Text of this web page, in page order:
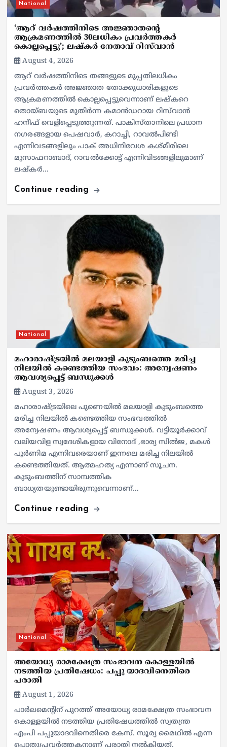
National
‘ആറ് വർഷത്തിനിടെ അജ്ഞാതന്റെ
ആക്രമണത്തിൽ 30ലധികം പ്രവർത്തകർ
കൊല്ലപ്പെ‍ട്ടു’; ലഷ്കർ നേതാവ് റിസ്‌വാൻ
August 4, 2026
ആറ് വർഷത്തിനിടെ തങ്ങളുടെ മുപ്പതിലധികം
പ്രവർത്തകർ അജ്ഞാത തോക്കുധാരികളുടെ
ആക്രമണത്തിൽ കൊല്ലപ്പെട്ടുവെന്നാണ് ലഷ്കറെ
തൊയ്ബയുടെ മുതിർന്ന കമാൻഡറായ റിസ്‌വാൻ
ഹനീഫ് വെളിപ്പെടുത്തുന്നത്. പാകിസ്താനിലെ പ്രധാന
നഗരങ്ങളായ പെഷവാർ, കറാച്ചി, റാവൽപിണ്ടി
എന്നിവടങ്ങളിലും പാക് അധിനിവേശ കശ്മീരിലെ
മുസാഫറാബാദ്, റാവൽക്കോട്ട് എന്നിവിടങ്ങളിലുമാണ്
ലഷ്കർ…
Continue reading
National
മഹാരാഷ്ട്രയിൽ മലയാളി കുടുംബത്തെ മരിച്ച
നിലയിൽ കണ്ടെത്തിയ സംഭവം: അന്വേഷണം
ആവശ്യപ്പെട്ട് ബന്ധുക്കൾ
August 3, 2026
മഹാരാഷ്ട്രയിലെ പുണെയിൽ മലയാളി കുടുംബത്തെ
മരിച്ച നിലയിൽ കണ്ടെത്തിയ സംഭവത്തിൽ
അന്വേഷണം ആവശ്യപ്പെട്ട് ബന്ധുക്കൾ. വട്ടിയൂർക്കാവ്
വലിയവിള സ്വദേശികളായ വിനോദ് ,ഭാര്യ സിൽജ, മകൾ
പൂർണിമ എന്നിവരെയാണ് ഇന്നലെ മരിച്ച നിലയിൽ
കണ്ടെത്തിയത്. ആത്മഹത്യ എന്നാണ് സൂചന.
കുടുംബത്തിന് സാമ്പത്തിക
ബാധ്യതയുണ്ടായിരുന്നുവെന്നാണ്…
Continue reading
National
അയോധ്യ രാമക്ഷേത്ര സംഭാവന കൊള്ളയിൽ
നടത്തിയ പ്രതിഷേധം: പപ്പു യാദവിനെതിരെ
പരാതി
August 1, 2026
പാർലമെൻ്റിന് പുറത്ത് അയോധ്യ രാമക്ഷേത്ര സംഭാവന
കൊള്ളയിൽ നടത്തിയ പ്രതിഷേധത്തിൽ സ്വതന്ത്ര
എംപി പപ്പുയാദവിനെതിരെ കേസ്. സൂര്യ മൈഥിൽ എന്ന
പൊതുപ്രവർത്തകനാണ് പരാതി നൽകിയത്.